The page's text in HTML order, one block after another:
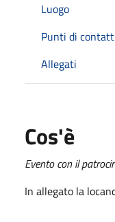
Luogo
Punti di
Allegati
Cos'è
Evento con il
In allegato la